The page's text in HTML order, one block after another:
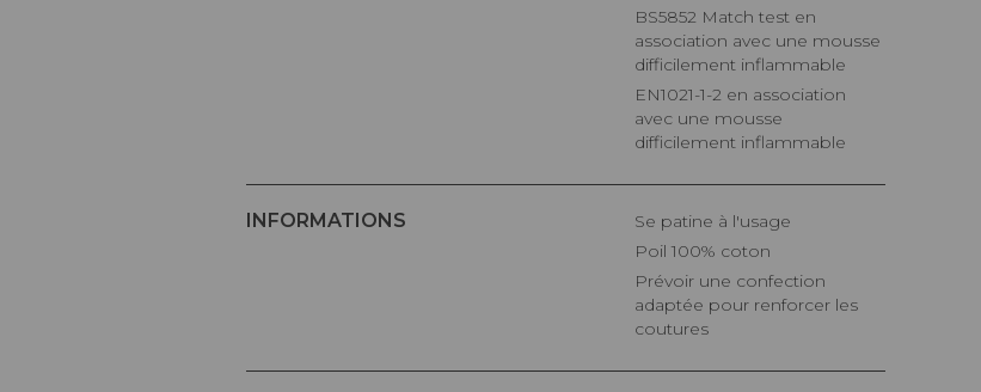
BS5852 Match test en
association avec une mousse
difficilement inflammable
EN1021-1-2 en association
avec une mousse
difficilement inflammable
INFORMATIONS
Se patine à l'usage
Poil 100% coton
Prévoir une confection
adaptée pour renforcer les
coutures